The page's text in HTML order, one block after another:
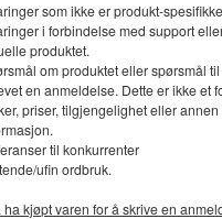
som ikke er produkt-
i forbindelse med support
produktet.
om produktet eller spørsmål
en anmeldelse. Dette er ikke et
priser, tilgjengelighet eller
til konkurrenter
ufin ordbruk.
ha kjøpt varen for å skrive en